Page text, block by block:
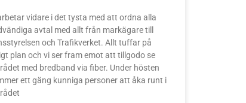
vidare i det tysta med att ordna alla
avtal med allt från markägare till
och Trafikverket. Allt tuffar på
plan och vi ser fram emot att tillgodo se
med bredband via fiber. Under hösten
ett gäng kunniga personer att åka runt i